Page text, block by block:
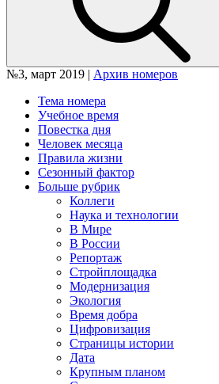
№3, март 2019 | Архив номеров
Тема номера
Учебное время
Повестка дня
Человек месяца
Правила жизни
Сезонный фактор
Больше рубрик
Коллеги
Наука и технологии
В Мире
В России
Репортаж
Стройплощадка
Модернизация
Экология
Время добра
Цифровизация
Страницы истории
Дата
Крупным планом